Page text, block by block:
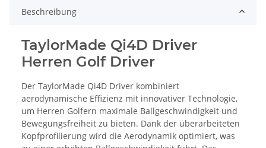
Beschreibung
TaylorMade Qi4D Driver
Herren Golf Driver
Der TaylorMade Qi4D Driver kombiniert
aerodynamische Effizienz mit innovativer Technologie,
um Herren Golfern maximale Ballgeschwindigkeit und
Bewegungsfreiheit zu bieten. Dank der überarbeiteten
Kopfprofilierung wird die Aerodynamik optimiert, was